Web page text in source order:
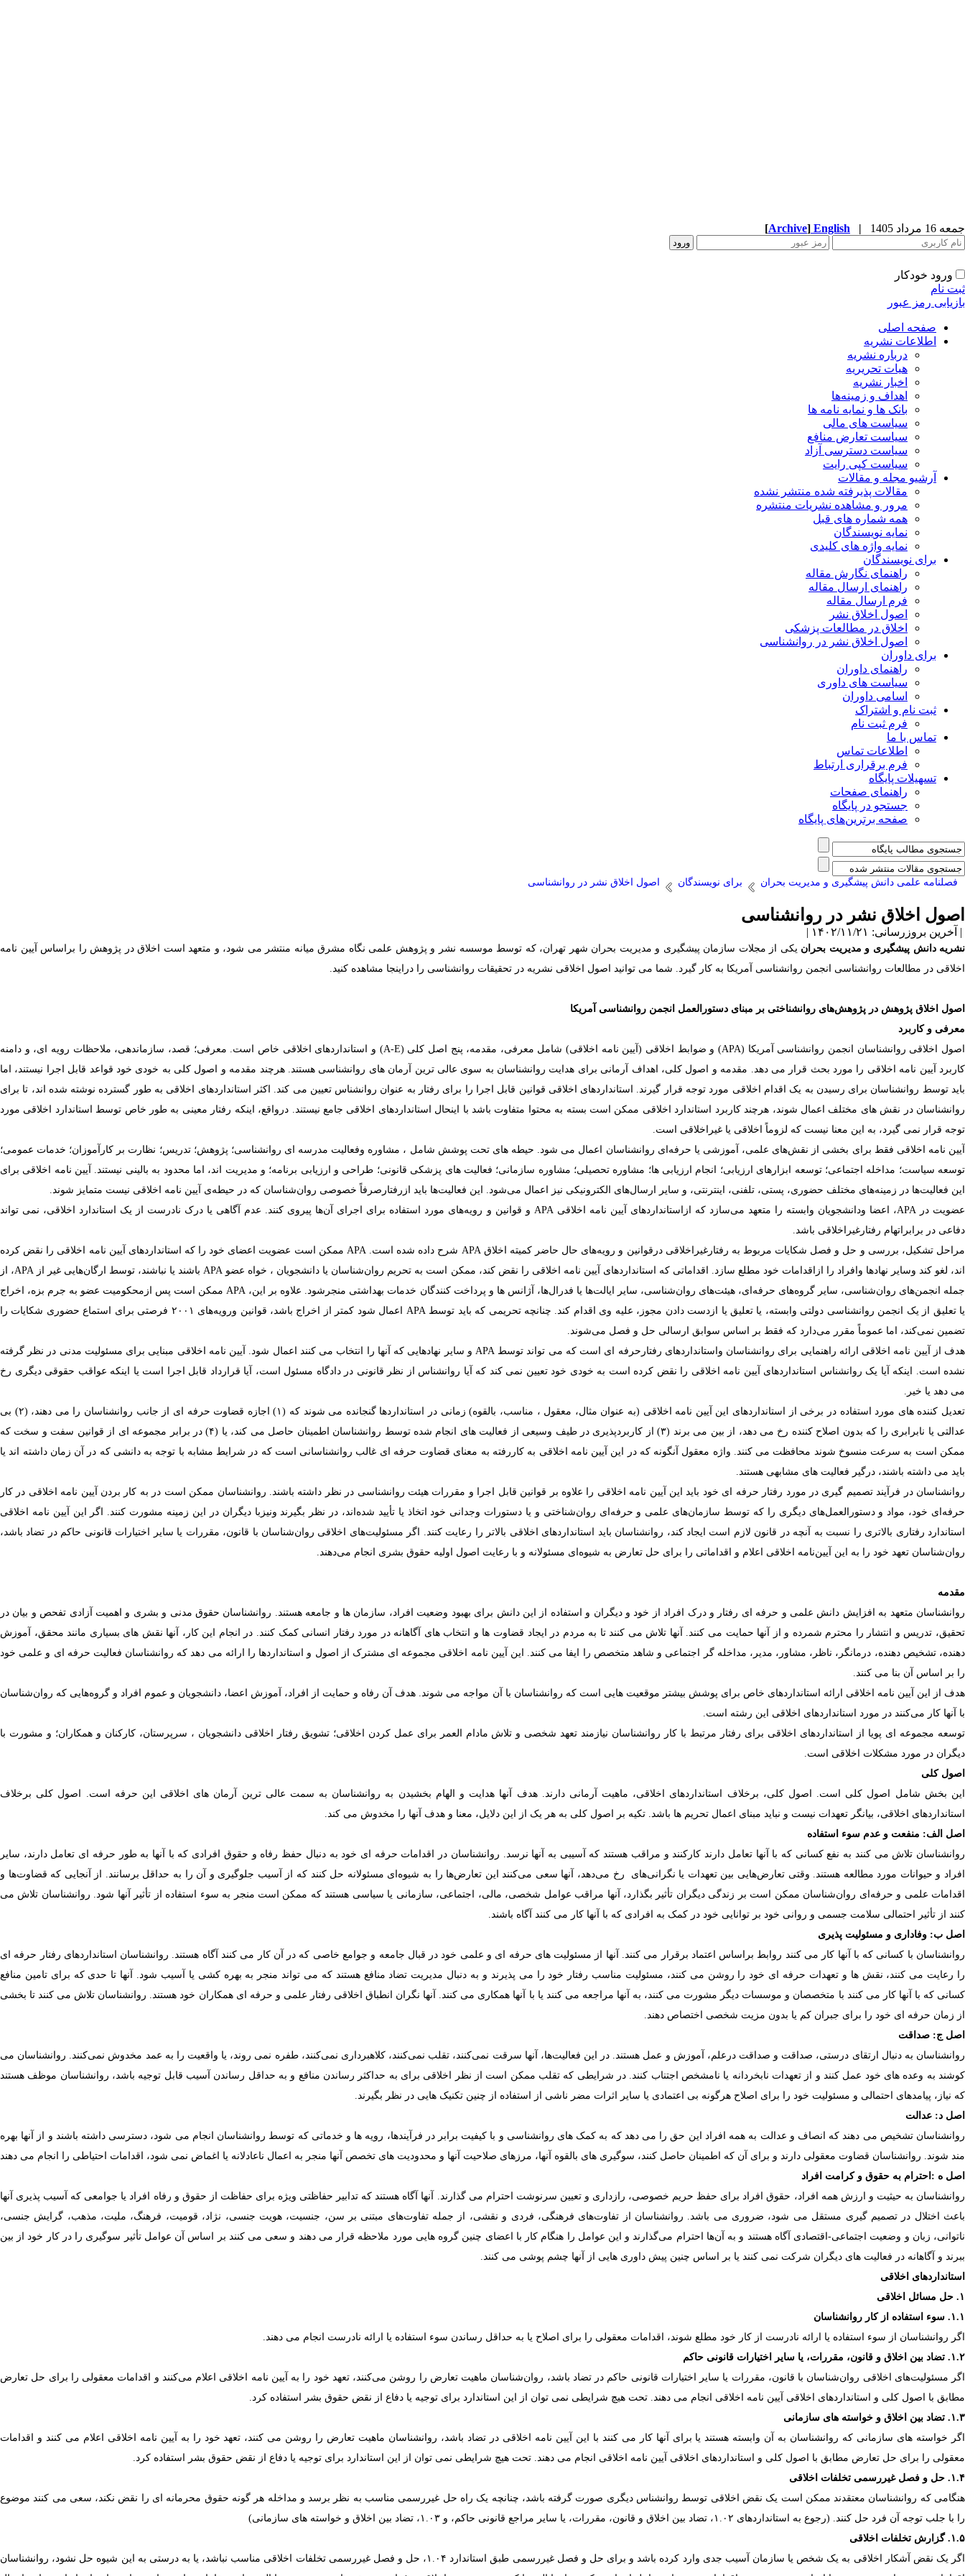
جمعه 16 مرداد 1405 |
English
[Archive]
ورود خودکار
ثبت نام
بازیابی رمز عبور
صفحه اصلی
اطلاعات نشریه
درباره نشریه
هیات تحریریه
اخبار نشریه
اهداف و زمینه‌ها
بانک ها و نمایه نامه ها
سیاست های مالی
سیاست تعارض منافع
سیاست دسترسی آزاد
سیاست کپی رایت
آرشیو مجله و مقالات
مقالات پذیرفته شده منتشر نشده
مرور و مشاهده نشریات منتشره
همه شماره های قبل
نمایه نویسندگان
نمایه واژه های کلیدی
برای نویسندگان
راهنمای نگارش مقاله
راهنمای ارسال مقاله
فرم ارسال مقاله
اصول اخلاق نشر
اخلاق در مطالعات پزشکی
اصول اخلاق نشر در روانشناسی
برای داوران
راهنمای داوران
سیاست های داوری
اسامی داوران
ثبت نام و اشتراک
فرم ثبت نام
تماس با ما
اطلاعات تماس
فرم برقراری ارتباط
تسهیلات پایگاه
راهنمای صفحات
جستجو در پایگاه
صفحه برترین‌های پایگاه
فصلنامه علمی دانش پیشگیری و مدیریت بحران برای نویسندگان اصول اخلاق نشر در روانشناسی
اصول اخلاق نشر در روانشناسی
| آخرین بروزرسانی: ۱۴۰۲/۱۱/۲۱ |
نشریه دانش پیشگیری و مدیریت بحران یکی از مجلات سازمان پیشگیری و مدیریت بحران شهر تهران، که توسط موسسه نشر و پژوهش علمی نگاه ‌مشرق ‌میانه منتشر می شود، و متعهد است اخلاق در پژوهش را براساس
آیین نامه
اخلاقی در مطالعات روانشناسی انجمن روانشناسی آمریکا به کار گیرد. شما می توانید اصول اخلاقی نشریه در تحقیقات روانشناسی را دراینجا مشاهده کنید.
اصول اخلاق پژوهش در پژوهش‌های روانشناختی بر مبنای دستورالعمل انجمن روانشناسی آمریکا
معرفی و کاربرد
اصول اخلاقی روانشناسان انجمن روانشناسی آمریکا ((APAو ضوابط اخلاقی (آیین نامه اخلاقی) شامل معرفی، مقدمه، پنج اصل کلی (A-E) و استانداردهای اخلاقی خاص است. معرفی؛ قصد، سازماندهی، ملاحظات رویه ای، و دامنه
کاربرد آیین نامه
اخلاقی را مورد بحث قرار می دهد. مقدمه و اصول کلی، اهداف آرمانی برای هدایت روانشناسان به سوی عالی ترین آرمان های روانشناسی هستند. هرچند مقدمه و اصول کلی به خودی خود قواعد قابل اجرا نیستند، اما
باید توسط روانشناسان برای رسیدن به یک اقدام اخلاقی مورد توجه قرار گیرند. استانداردهای اخلاقی قوانین قابل اجرا را برای رفتار به عنوان روانشناس تعیین می کند. اکثر استانداردهای اخلاقی به طور گسترده نوشته شده اند، تا برای
روانشناسان در نقش های مختلف اعمال شوند، هرچند کاربرد استاندارد اخلاقی ممکن است بسته به محتوا متفاوت باشد با اینحال استانداردهای اخلاقی جامع نیستند. درواقع، اینکه رفتار معینی به طور خاص توسط استاندارد اخلاقی مورد
توجه قرار نمی گیرد، به این معنا نیست که لزوماً اخلاقی یا غیراخلاقی است.
آیین نامه اخلاقی فقط برای بخشی از نقش‌های علمی، آموزشی یا حرفه‌ای روانشناسان اعمال می شود. حیطه های تحت پوشش شامل ، مشاوره وفعالیت مدرسه ای روانشناسی؛ پژوهش؛ تدریس؛ نظارت بر کارآموزان؛ خدمات عمومی؛
توسعه سیاست؛ مداخله اجتماعی؛ توسعه ابزارهای ارزیابی؛ انجام ارزیابی ها؛ مشاوره تحصیلی؛ مشاوره سازمانی؛ فعالیت های پزشکی قانونی؛ طراحی و ارزیابی برنامه؛ و مدیریت اند، اما محدود به بالینی نیستند.
آیین نامه
اخلاقی برای
این فعالیت‌ها در زمینه‌های مختلف حضوری، پستی، تلفنی، اینترنتی، و سایر ارسال‌های الکترونیکی نیز اعمال می‌شود. این فعالیت‌ها باید ازرفتارصرفاً خصوصی روان‌شناسان که در حیطه‌ی
آیین نامه
اخلاقی نیست متمایز شوند.
عضویت درAPA، اعضا ودانشجویان وابسته را متعهد می‌سازد که ازاستانداردهای آیین نامه اخلاقیAPA و قوانین و رویه‌های مورد استفاده برای اجرای آن‌ها پیروی کنند. عدم آگاهی یا درک نادرست از یک استاندارد اخلاقی، نمی تواند
دفاعی در برابراتهام رفتارغیراخلاقی باشد.
مراحل تشکیل، بررسی و حل و فصل شکایات مربوط به رفتارغیراخلاقی درقوانین و رویه‌های حال حاضر کمیته اخلاقAPA شرح داده شده است.APA ممکن است عضویت اعضای خود را که استانداردهای آیین نامه
اخلاقی را نقض کرده
اند، لغو کند وسایر نهادها وافراد را ازاقدامات خود مطلع سازد. اقداماتی که استانداردهای
آیین نامه اخلاقی را نقض کند، ممکن است به تحریم روان‌شناسان یا دانشجویان ، خواه عضو APAباشند یا نباشند، توسط ارگان‌هایی غیر از APA، از
جمله انجمن‌های روان‌شناسی، سایر گروه‌های حرفه‌ای، هیئت‌های روان‌شناسی، سایر ایالت‌ها یا فدرال‌ها، آژانس ها و پرداخت کنندگان خدمات بهداشتی منجرشود. علاوه بر این، APAممکن است پس ازمحکومیت عضو به جرم بزه، اخراج
یا تعلیق از یک انجمن روانشناسی دولتی وابسته، یا تعلیق یا ازدست دادن مجوز، علیه وی اقدام کند. چنانچه تحریمی که باید توسطAPA
اعمال شود کمتر از اخراج باشد، قوانین ورویه‌های ۲۰۰۱ فرصتی برای استماع حضوری شکایات را
تضمین نمی‌کند، اما عموماً مقرر می‌دارد که فقط بر اساس سوابق ارسالی حل و فصل می‌شوند.
هدف از
آیین نامه اخلاقی ارائه راهنمایی برای روانشناسان واستانداردهای رفتارحرفه ای است که می تواند توسط APA و سایر نهادهایی که آنها را انتخاب می کنند اعمال شود. آیین نامه اخلاقی مبنایی برای مسئولیت مدنی در نظر گرفته
نشده است.
اینکه آیا یک روانشناس استانداردهای آیین نامه اخلاقی را نقض کرده است به خودی خود تعیین نمی کند که آیا روانشناس از نظر قانونی در دادگاه مسئول است، آیا قرارداد قابل اجرا است یا اینکه عواقب حقوقی دیگری رخ
می دهد یا خیر.
تعدیل کننده های مورد استفاده در برخی از استانداردهای این آیین نامه اخلاقی (به عنوان مثال، معقول ، مناسب، بالقوه) زمانی در استانداردها گنجانده می شوند که (۱) اجازه قضاوت حرفه ای از جانب روانشناسان را می دهند، (۲) بی
عدالتی یا نابرابری را که بدون اصلاح کننده رخ می دهد، از بین می برند (۳) از کاربردپذیری در طیف وسیعی از فعالیت های انجام شده توسط روانشناسان اطمینان حاصل می کند، یا (۴) در برابر مجموعه ای از قوانین سفت و سخت که
ممکن است به سرعت منسوخ شوند محافظت می کنند. واژه معقول آنگونه که در این آیین نامه اخلاقی به کاررفته به معنای قضاوت حرفه ای غالب روانشناسانی است که در شرایط مشابه با توجه به دانشی که در آن زمان داشته اند یا
باید می داشته باشند، درگیر فعالیت های مشابهی هستند.
روانشناسان در فرآیند تصمیم گیری در مورد رفتار حرفه ای خود باید این آیین نامه اخلاقی را علاوه بر قوانین قابل اجرا و مقررات هیئت روانشناسی در نظر داشته باشند. روانشناسان ممکن است در به کار بردن آیین نامه اخلاقی در کار
حرفه‌ای خود، مواد و دستورالعمل‌های دیگری را که توسط سازمان‌های علمی و حرفه‌ای روان‌شناختی و یا دستورات وجدانی خود اتخاذ یا تأیید شده‌اند، در نظر بگیرند ونیزبا دیگران در این زمینه مشورت کنند. اگر این آیین نامه اخلاقی
استاندارد رفتاری بالاتری را نسبت به آنچه در قانون لازم است ایجاد کند، روانشناسان باید استانداردهای اخلاقی بالاتر را رعایت کنند. اگر مسئولیت‌های اخلاقی روان‌شناسان با قانون، مقررات یا سایر اختیارات قانونی حاکم در تضاد باشد،
روان‌شناسان تعهد خود را به این آیین‌نامه اخلاقی اعلام و اقداماتی را برای حل تعارض به شیوه‌ای مسئولانه و با رعایت اصول اولیه حقوق بشری انجام می‌دهند.
مقدمه
روانشناسان متعهد به افزایش دانش علمی و حرفه ای رفتار و درک افراد از خود و دیگران و استفاده از این دانش برای بهبود وضعیت افراد، سازمان ها و جامعه هستند. روانشناسان حقوق مدنی و بشری و اهمیت آزادی تفحص و بیان در
تحقیق، تدریس و انتشار را محترم شمرده و از آنها حمایت می کنند. آنها تلاش می کنند تا به مردم در ایجاد قضاوت ها و انتخاب های آگاهانه در مورد رفتار انسانی کمک کنند. در انجام این کار، آنها نقش های بسیاری مانند محقق، آموزش
دهنده، تشخیص دهنده، درمانگر، ناظر، مشاور، مدیر، مداخله گر اجتماعی و شاهد متخصص را ایفا می کنند. این آیین نامه اخلاقی مجموعه ای مشترک از اصول و استانداردها را ارائه می دهد که روانشناسان فعالیت حرفه ای و علمی خود
را بر اساس آن بنا می کنند.
هدف از این آیین نامه اخلاقی ارائه استانداردهای خاص برای پوشش بیشتر موقعیت هایی است که روانشناسان با آن مواجه می شوند. هدف آن رفاه و حمایت از افراد، آموزش اعضا، دانشجویان و عموم افراد و گروه‌هایی که روان‌شناسان
با آنها کار می‌کنند در مورد استانداردهای اخلاقی این رشته است.
توسعه مجموعه ای پویا از استانداردهای اخلاقی برای رفتار مرتبط با کار روانشناسان نیازمند تعهد شخصی و تلاش مادام العمر برای عمل کردن اخلاقی؛ تشویق رفتار اخلاقی دانشجویان ، سرپرستان، کارکنان و همکاران؛ و مشورت با
دیگران در مورد مشکلات اخلاقی است.
اصول کلی
این بخش شامل اصول کلی است. اصول کلی، برخلاف استانداردهای اخلاقی، ماهیت آرمانی دارند. هدف آنها هدایت و الهام بخشیدن به روانشناسان به سمت عالی ترین آرمان های اخلاقی این حرفه است. اصول کلی برخلاف
استانداردهای اخلاقی، بیانگر تعهدات نیست و نباید مبنای اعمال تحریم ها باشد. تکیه بر اصول کلی به هر یک از این دلایل، معنا و هدف آنها را مخدوش می کند.
اصل الف: منفعت و عدم سوء استفاده
روانشناسان تلاش می کنند به نفع کسانی که با آنها تعامل دارند کارکنند و مراقب هستند که آسیبی به آنها نرسد. روانشناسان در اقدامات حرفه ای خود به دنبال حفظ رفاه و حقوق افرادی که با آنها به طور حرفه ای تعامل دارند، سایر
افراد و حیوانات مورد مطالعه هستند. وقتی تعارض‌هایی بین تعهدات یا نگرانی‌های رخ می‌دهد، آنها سعی می‌کنند این تعارض‌ها را به شیوه‌ای مسئولانه حل کنند که از آسیب جلوگیری و آن را به حداقل برسانند. از آنجایی که قضاوت‌ها و
اقدامات علمی و حرفه‌ای روان‌شناسان ممکن است بر زندگی دیگران تأثیر بگذارد، آنها مراقب عوامل شخصی، مالی، اجتماعی، سازمانی یا سیاسی هستند که ممکن است منجر به سوء استفاده از تأثیر آنها شود. روانشناسان تلاش می
کنند از تأثیر احتمالی سلامت جسمی و روانی خود بر توانایی خود در کمک به افرادی که با آنها کار می کنند آگاه باشند.
اصل ب: وفاداری و مسئولیت پذیری
روانشناسان با کسانی که با آنها کار می کنند روابط براساس اعتماد برقرار می کنند. آنها از مسئولیت های حرفه ای و علمی خود در قبال جامعه و جوامع خاصی که در آن کار می کنند آگاه هستند. روانشناسان استانداردهای رفتار حرفه ای
را رعایت می کنند، نقش ها و تعهدات حرفه ای خود را روشن می کنند، مسئولیت مناسب رفتار خود را می پذیرند و به دنبال مدیریت تضاد منافع هستند که می تواند منجر به بهره کشی یا آسیب شود.
آنها تا حدی که برای تامین منافع
کسانی که با آنها کار می کنند با متخصصان و موسسات دیگر مشورت می کنند، به آنها مراجعه می کنند یا با آنها همکاری می کنند. آنها نگران انطباق اخلاقی رفتار علمی و حرفه ای همکاران خود هستند. روانشناسان تلاش می کنند تا بخشی
از زمان حرفه ای خود را برای جبران کم یا بدون مزیت شخصی اختصاص دهند.
اصل ج: صداقت
روانشناسان به دنبال ارتقای درستی، صداقت و صداقت درعلم، آموزش و عمل هستند. در این فعالیت‌ها، آنها سرقت نمی‌کنند، تقلب نمی‌کنند، کلاهبرداری نمی‌کنند، طفره نمی روند، یا واقعیت را به عمد مخدوش نمی‌کنند. روانشناسان می
کوشند به وعده های خود عمل کنند و از تعهدات نابخردانه یا نامشخص اجتناب کنند. در شرایطی که تقلب ممکن است از نظر اخلاقی برای به حداکثر رساندن منافع و به حداقل رساندن آسیب قابل توجیه باشد، روانشناسان موظف هستند
که نیاز، پیامدهای احتمالی و مسئولیت خود را برای اصلاح هرگونه بی اعتمادی یا سایر اثرات مضر ناشی از استفاده از چنین تکنیک هایی در نظر بگیرند.
اصل د: عدالت
روانشناسان تشخیص می دهند که انصاف و عدالت به همه افراد این حق را می دهد که به کمک های روانشناسی و با کیفیت برابر در فرآیندها، رویه ها و خدماتی که توسط روانشناسان انجام می شود، دسترسی داشته باشند و از آنها بهره
مند شوند. روانشناسان قضاوت معقولی دارند و برای آن که اطمینان حاصل کنند، سوگیری های بالقوه آنها، مرزهای صلاحیت آنها و محدودیت های تخصص آنها منجر به اعمال ناعادلانه یا اغماض نمی شود،
اقدامات احتیاطی را انجام می دهند
اصل ه : احترام به حقوق و کرامت افراد
روانشناسان به حیثیت و ارزش همه افراد، حقوق افراد برای حفظ حریم خصوصی، رازداری و تعیین سرنوشت احترام می گذارند. آنها آگاه هستند که تدابیر حفاظتی ویژه برای حفاظت از حقوق و رفاه افراد یا جوامعی که آسیب پذیری آنها
باعث اختلال در تصمیم گیری مستقل می شود، ضروری می باشد. روانشناسان از تفاوت‌های فرهنگی، فردی و نقشی، از جمله تفاوت‌های مبتنی بر سن، جنسیت، هویت جنسی، نژاد، قومیت، فرهنگ، ملیت، مذهب، گرایش جنسی،
ناتوانی، زبان و وضعیت اجتماعی-اقتصادی آگاه هستند و به آن‌ها احترام می‌گذارند و این عوامل را هنگام کار با اعضای چنین گروه هایی مورد ملاحظه قرار می دهند و سعی می کنند بر اساس آن عوامل تأثیر سوگیری را در کار خود از بین
ببرند و آگاهانه در فعالیت های دیگران شرکت نمی کنند یا بر اساس چنین پیش داوری هایی از آنها چشم پوشی می کنند.
استانداردهای اخلاقی
۱. حل مسائل اخلاقی
۱.۱. سوء استفاده از کار روانشناسان
اگر روانشناسان از سوء استفاده یا ارائه نادرست از کار خود مطلع شوند، اقدامات معقولی را برای اصلاح یا به حداقل رساندن سوء استفاده یا ارائه نادرست انجام می دهند.
۱.۲. تضاد بین اخلاق و قانون، مقررات، یا سایر اختیارات قانونی حاکم
اگر مسئولیت‌های اخلاقی روان‌شناسان با قانون، مقررات یا سایر اختیارات قانونی حاکم در تضاد باشد، روان‌شناسان ماهیت تعارض را روشن می‌کنند، تعهد خود را به آیین نامه اخلاقی اعلام می‌کنند و اقدامات معقولی را برای حل تعارض
مطابق با اصول کلی و استانداردهای اخلاقی آیین نامه اخلاقی انجام می دهند. تحت هیچ شرایطی نمی توان از این استاندارد برای توجیه یا دفاع از نقض حقوق بشر استفاده کرد.
۱.۳. تضاد بین اخلاق و خواسته های سازمانی
اگر خواسته های سازمانی که روانشناسان به آن وابسته هستند یا برای آنها کار می کنند با این آیین نامه اخلاقی در تضاد باشد، روانشناسان ماهیت تعارض را روشن می کنند، تعهد خود را به آیین نامه اخلاقی اعلام می کنند و اقدامات
معقولی را برای حل تعارض مطابق با اصول کلی و استانداردهای اخلاقی آیین نامه اخلاقی انجام می دهند. تحت هیچ شرایطی نمی توان از این استاندارد برای توجیه یا دفاع از نقض حقوق بشر استفاده کرد.
۱.۴. حل و فصل غیررسمی تخلفات اخلاقی
هنگامی که روانشناسان معتقدند ممکن است یک نقض اخلاقی توسط روانشناس دیگری صورت گرفته باشد، چنانچه یک راه حل غیررسمی مناسب به نظر برسد و مداخله هر گونه حقوق محرمانه ای را نقض نکند، سعی می کنند موضوع
را با جلب توجه آن فرد حل کنند. (رجوع به استانداردهای ۱.۰۲، تضاد بین اخلاق و قانون، مقررات، یا سایر مراجع قانونی حاکم، و ۱.۰۳، تضاد بین اخلاق و خواسته های سازمانی)
۱.۵. گزارش تخلفات اخلاقی
اگر یک نقض آشکار اخلاقی به یک شخص یا سازمان آسیب جدی وارد کرده باشد و برای حل و فصل غیررسمی طبق استاندارد ۱.۰۴، حل و فصل غیررسمی تخلفات اخلاقی مناسب نباشد، یا به درستی به این شیوه حل نشود، روانشناسان